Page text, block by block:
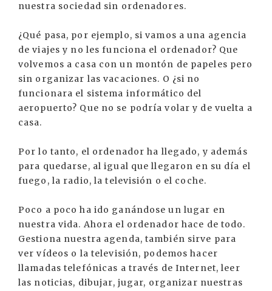
nuestra sociedad sin ordenadores.
¿Qué pasa, por ejemplo, si vamos a una agencia
de viajes y no les funciona el ordenador? Que
volvemos a casa con un montón de papeles pero
sin organizar las vacaciones. O ¿si no
funcionara el sistema informático del
aeropuerto? Que no se podría volar y de vuelta a
casa.
Por lo tanto, el ordenador ha llegado, y además
para quedarse, al igual que llegaron en su día el
fuego, la radio, la televisión o el coche.
Poco a poco ha ido ganándose un lugar en
nuestra vida. Ahora el ordenador hace de todo.
Gestiona nuestra agenda, también sirve para
ver vídeos o la televisión, podemos hacer
llamadas telefónicas a través de Internet, leer
las noticias, dibujar, jugar, organizar nuestras